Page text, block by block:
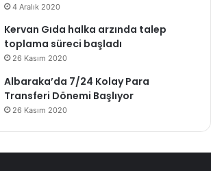
4 Aralık 2020
Kervan Gıda halka arzında talep
toplama süreci başladı
26 Kasım 2020
Albaraka’da 7/24 Kolay Para
Transferi Dönemi Başlıyor
26 Kasım 2020